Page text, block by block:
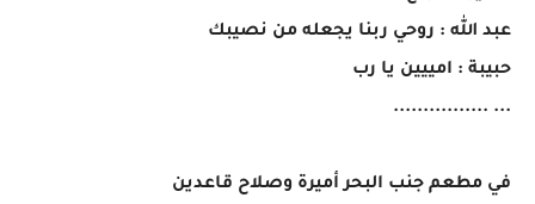
عبد الله : روحي ربنا يجعله من نصيبك
حبيبة : امييين يا رب
... ................
في مطعم جنب البحر أميرة وصلاح قاعدين